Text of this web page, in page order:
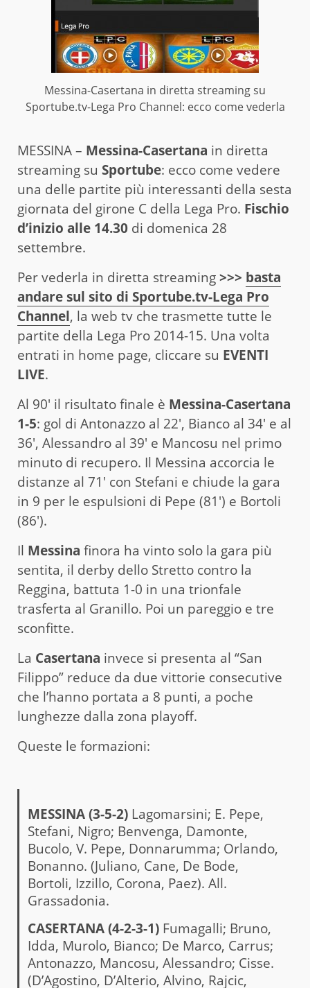
Messina-Casertana in diretta streaming su
Sportube.tv-Lega Pro Channel: ecco come vederla
MESSINA – Messina-Casertana in diretta
streaming su Sportube: ecco come vedere
una delle partite più interessanti della sesta
giornata del girone C della Lega Pro. Fischio
d’inizio alle 14.30 di domenica 28
settembre.
Per vederla in diretta streaming>>> basta
andare sul sito di Sportube.tv-Lega Pro
Channel, la web tv che trasmette tutte le
partite della Lega Pro 2014-15. Una volta
entrati in home page, cliccare su EVENTI
LIVE.
Al 90′ il risultato finale è Messina-Casertana
1-5: gol di Antonazzo al 22′, Bianco al 34′ e al
36′, Alessandro al 39′ e Mancosu nel primo
minuto di recupero. Il Messina accorcia le
distanze al 71′ con Stefani e chiude la gara
in 9 per le espulsioni di Pepe (81′) e Bortoli
(86′).
Il Messina finora ha vinto solo la gara più
sentita, il derby dello Stretto contro la
Reggina, battuta 1-0 in una trionfale
trasferta al Granillo. Poi un pareggio e tre
sconfitte.
La Casertana invece si presenta al “San
Filippo” reduce da due vittorie consecutive
che l’hanno portata a 8 punti, a poche
lunghezze dalla zona playoff.
Queste le formazioni:
MESSINA (3-5-2)Lagomarsini; E. Pepe,
Stefani, Nigro; Benvenga, Damonte,
Bucolo, V. Pepe, Donnarumma; Orlando,
Bonanno. (Juliano, Cane, De Bode,
Bortoli, Izzillo, Corona, Paez). All.
Grassadonia.
CASERTANA (4-2-3-1)Fumagalli; Bruno,
Idda, Murolo, Bianco; De Marco, Carrus;
Antonazzo, Mancosu, Alessandro; Cisse.
(D’Agostino, D’Alterio, Alvino, Rajcic,